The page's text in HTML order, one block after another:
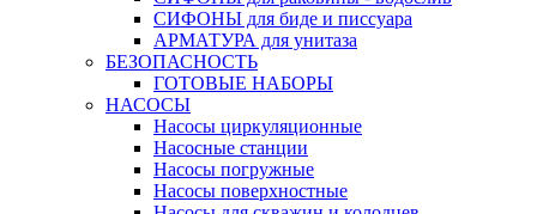
СИФОНЫ для биде и писсуара
АРМАТУРА для унитаза
БЕЗОПАСНОСТЬ
ГОТОВЫЕ НАБОРЫ
НАСОСЫ
Насосы циркуляционные
Насосные станции
Насосы погружные
Насосы поверхностные